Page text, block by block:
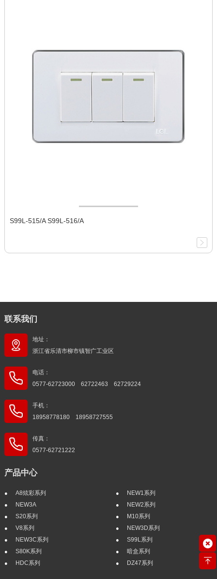
S99L-515/A S99L-516/A
联系我们
地址：
浙江省乐清市柳市镇智广工业区
电话：
0577-62723000 62722463 62729224
手机：
18958778180 18958727555
传真：
0577-62721222
产品中心
A8炫彩系列
NEW1系列
NEW3A
NEW2系列
S20系列
M10系列
V8系列
NEW3D系列
NEW3C系列
S99L系列
S80K系列
暗盒系列
HDC系列
DZ47系列